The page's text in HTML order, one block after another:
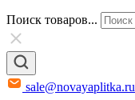
Поиск товаров...
sale@novayaplitka.ru